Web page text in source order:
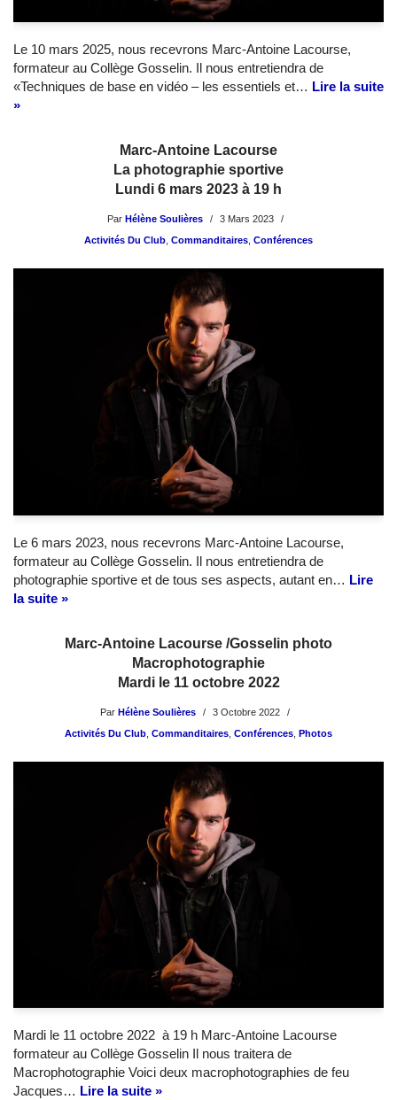
Le 10 mars 2025, nous recevrons Marc-Antoine Lacourse,
formateur au Collège Gosselin. Il nous entretiendra de
«Techniques de base en vidéo – les essentiels et… Lire la suite
»
Marc-Antoine Lacourse
La photographie sportive
Lundi 6 mars 2023 à 19 h
Par Hélène Soulières
3 Mars 2023
Activités Du Club Commanditaires Conférences
Le 6 mars 2023, nous recevrons Marc-Antoine Lacourse,
formateur au Collège Gosselin. Il nous entretiendra de
photographie sportive et de tous ses aspects, autant en… Lire
la suite »
Marc-Antoine Lacourse /Gosselin photo
Macrophotographie
Mardi le 11 octobre 2022
Par Hélène Soulières
3 Octobre 2022
Activités Du Club Commanditaires Conférences Photos
Mardi le 11 octobre 2022 à 19 h Marc-Antoine Lacourse
formateur au Collège Gosselin Il nous traitera de
Macrophotographie Voici deux macrophotographies de feu
Jacques… Lire la suite »